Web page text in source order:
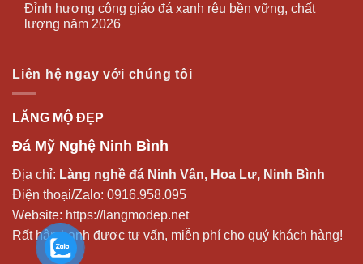
Đỉnh hương công giáo đá xanh rêu bền vững, chất
lượng năm 2026
Liên hệ ngay với chúng tôi
LĂNG MỘ ĐẸP
Đá Mỹ Nghệ Ninh Bình
Địa chỉ: Làng nghề đá Ninh Vân, Hoa Lư, Ninh Bình
Điện thoại/Zalo: 0916.958.095
Website: https://langmodep.net
Rất hân hạnh được tư vấn, miễn phí cho quý khách hàng!